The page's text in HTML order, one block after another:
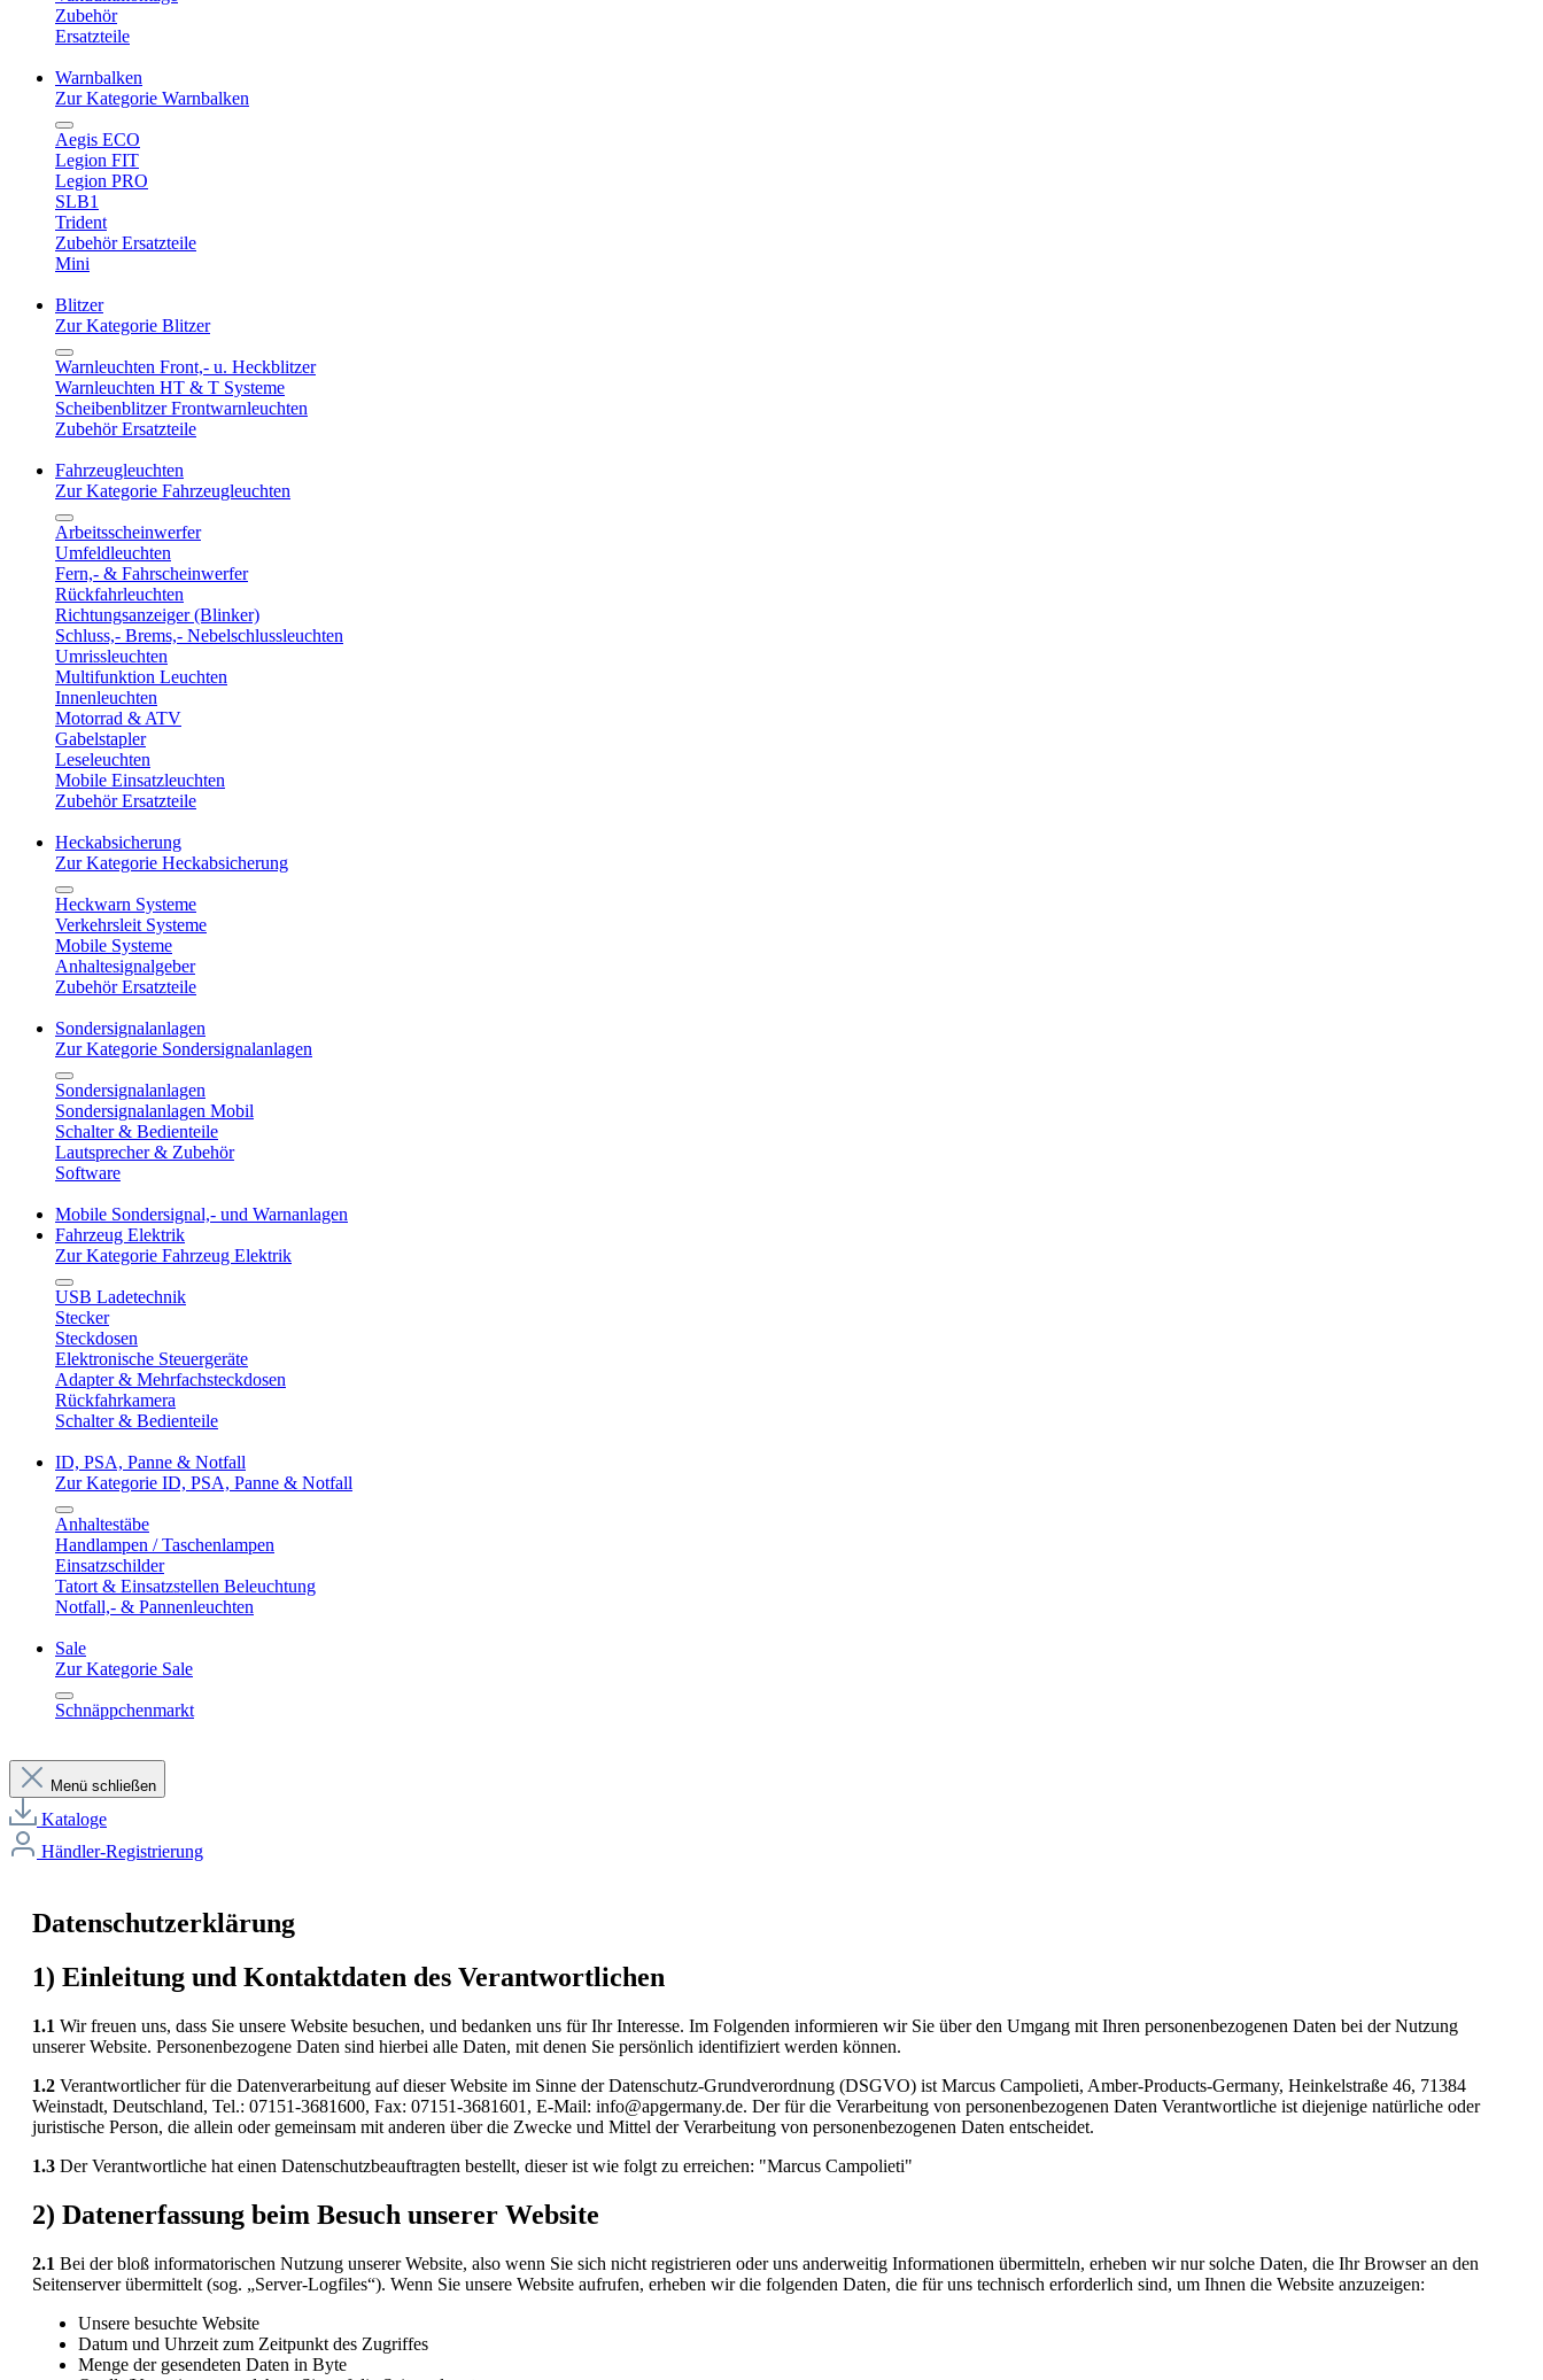
Zubehör
Ersatzteile
Warnbalken
Zur Kategorie Warnbalken
Aegis ECO
Legion FIT
Legion PRO
SLB1
Trident
Zubehör Ersatzteile
Mini
Blitzer
Zur Kategorie Blitzer
Warnleuchten Front,- u. Heckblitzer
Warnleuchten HT & T Systeme
Scheibenblitzer Frontwarnleuchten
Zubehör Ersatzteile
Fahrzeugleuchten
Zur Kategorie Fahrzeugleuchten
Arbeitsscheinwerfer
Umfeldleuchten
Fern,- & Fahrscheinwerfer
Rückfahrleuchten
Richtungsanzeiger (Blinker)
Schluss,- Brems,- Nebelschlussleuchten
Umrissleuchten
Multifunktion Leuchten
Innenleuchten
Motorrad & ATV
Gabelstapler
Leseleuchten
Mobile Einsatzleuchten
Zubehör Ersatzteile
Heckabsicherung
Zur Kategorie Heckabsicherung
Heckwarn Systeme
Verkehrsleit Systeme
Mobile Systeme
Anhaltesignalgeber
Zubehör Ersatzteile
Sondersignalanlagen
Zur Kategorie Sondersignalanlagen
Sondersignalanlagen
Sondersignalanlagen Mobil
Schalter & Bedienteile
Lautsprecher & Zubehör
Software
Mobile Sondersignal,- und Warnanlagen
Fahrzeug Elektrik
Zur Kategorie Fahrzeug Elektrik
USB Ladetechnik
Stecker
Steckdosen
Elektronische Steuergeräte
Adapter & Mehrfachsteckdosen
Rückfahrkamera
Schalter & Bedienteile
ID, PSA, Panne & Notfall
Zur Kategorie ID, PSA, Panne & Notfall
Anhaltestäbe
Handlampen / Taschenlampen
Einsatzschilder
Tatort & Einsatzstellen Beleuchtung
Notfall,- & Pannenleuchten
Sale
Zur Kategorie Sale
Schnäppchenmarkt
Menü schließen
Kataloge
Händler-Registrierung
Datenschutzerklärung
1) Einleitung und Kontaktdaten des Verantwortlichen
1.1 Wir freuen uns, dass Sie unsere Website besuchen, und bedanken uns für Ihr Interesse. Im Folgenden informieren wir Sie über den Umgang mit Ihren personenbezogenen Daten bei der Nutzung
unserer Website. Personenbezogene Daten sind hierbei alle Daten, mit denen Sie persönlich identifiziert werden können.
1.2 Verantwortlicher für die Datenverarbeitung auf dieser Website im Sinne der Datenschutz-Grundverordnung (DSGVO) ist Marcus Campolieti, Amber-Products-Germany, Heinkelstraße 46, 71384
Weinstadt, Deutschland, Tel.: 07151-3681600, Fax: 07151-3681601, E-Mail: info@apgermany.de. Der für die Verarbeitung von personenbezogenen Daten Verantwortliche ist diejenige natürliche oder
juristische Person, die allein oder gemeinsam mit anderen über die Zwecke und Mittel der Verarbeitung von personenbezogenen Daten entscheidet.
1.3 Der Verantwortliche hat einen Datenschutzbeauftragten bestellt, dieser ist wie folgt zu erreichen: "Marcus Campolieti"
2) Datenerfassung beim Besuch unserer Website
2.1 Bei der bloß informatorischen Nutzung unserer Website, also wenn Sie sich nicht registrieren oder uns anderweitig Informationen übermitteln, erheben wir nur solche Daten, die Ihr Browser an den
Seitenserver übermittelt (sog. „Server-Logfiles“). Wenn Sie unsere Website aufrufen, erheben wir die folgenden Daten, die für uns technisch erforderlich sind, um Ihnen die Website anzuzeigen:
Unsere besuchte Website
Datum und Uhrzeit zum Zeitpunkt des Zugriffes
Menge der gesendeten Daten in Byte